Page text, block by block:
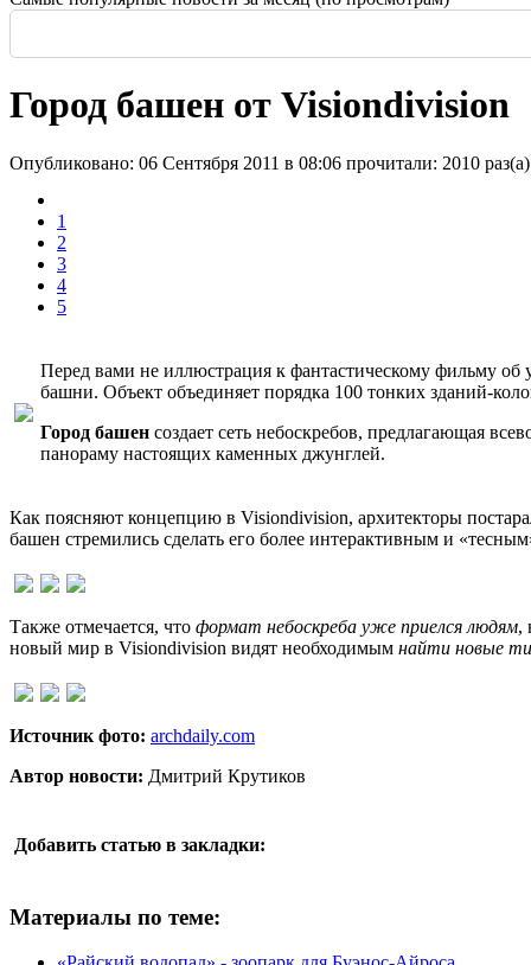
Город башен от Visiondivision
Опубликовано: 06 Сентября 2011 в 08:06 прочитали: 2010 раз(а)
1
2
3
4
5
Перед вами не иллюстрация к фантастическому фильму об
башни. Объект объединяет порядка 100 тонких зданий-
Город башен создает сеть небоскребов, предлагающая
панораму настоящих каменных джунглей.
Как поясняют концепцию в Visiondivision, архитекторы
башен стремились сделать его более интерактивным и
Также отмечается, что формат небоскреба уже приелся людям,
новый мир в Visiondivision видят необходимым найти новые
Источник фото: archdaily.com
Автор новости: Дмитрий Крутиков
Добавить статью в закладки:
Материалы по теме: